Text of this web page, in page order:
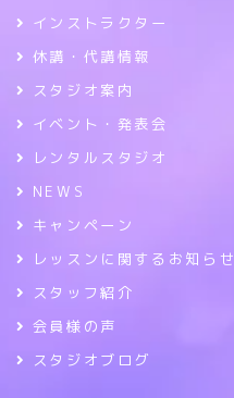
インストラクター
休講・代講情報
スタジオ案内
イベント・発表会
レンタルスタジオ
NEWS
キャンペーン
レッスンに関するお知らせ
スタッフ紹介
会員様の声
スタジオブログ